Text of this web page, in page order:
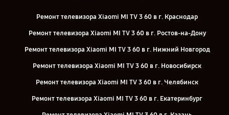
Ремонт телевизора Xiaomi MI TV 3 60 в г. Краснодар
Ремонт телевизора Xiaomi MI TV 3 60 в г. Ростов-на-Дону
Ремонт телевизора Xiaomi MI TV 3 60 в г. Нижний Новгород
Ремонт телевизора Xiaomi MI TV 3 60 в г. Новосибирск
Ремонт телевизора Xiaomi MI TV 3 60 в г. Челябинск
Ремонт телевизора Xiaomi MI TV 3 60 в г. Екатеринбург